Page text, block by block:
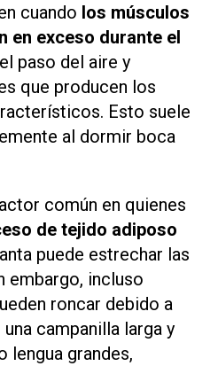
cuando los músculos
en exceso durante el
paso del aire y
que producen los
Esto suele
al dormir boca
común en quienes
de tejido adiposo
puede estrechar las
embargo, incluso
roncar debido a
campanilla larga y
lengua grandes,